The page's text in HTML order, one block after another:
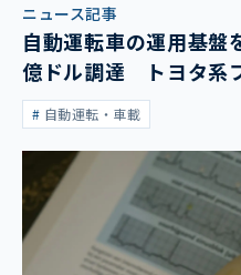
ニュース記事
自動運転車の運用基
億ドル調達 トヨタ系
自動運転・車載